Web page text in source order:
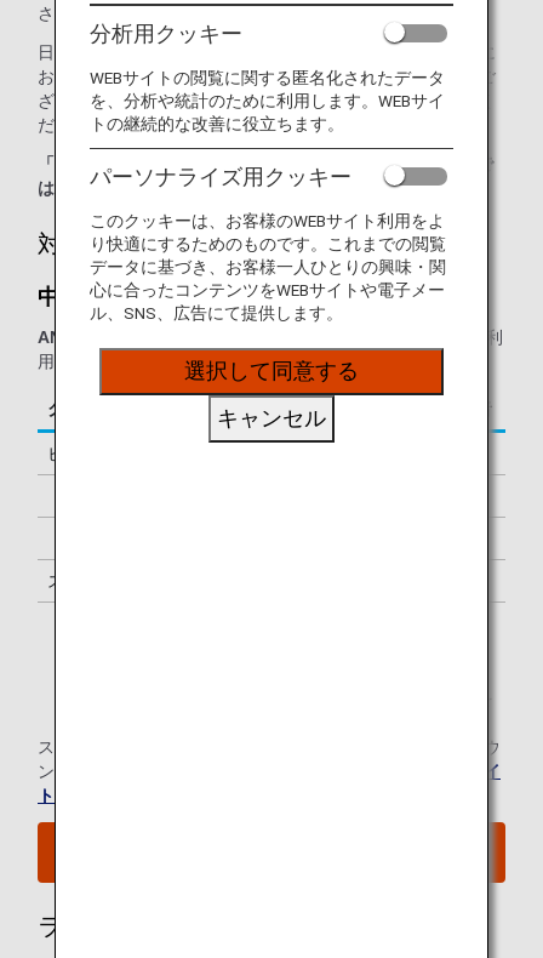
される際のラウンジ入室基準を記載しております。
日本国外の空港にて、ANA国際線から他航空会社の国内線に
お乗り継ぎの場合には、ラウンジ入室基準が異なる場合がご
ざいます。入室基準に関しては各運航会社にお問い合わせく
ださい。
「ANA SUITE LOUNGE」ご利用券は、こちらのラウンジで
はご利用いただけません。
対象のお客様
中国国際航空ラウンジ（No.71ラウンジ）：
ANAまたは他スター アライアンス加盟航空会社運航便
をご利
用の、以下に該当するお客様が対象となります。
クラス／ステイタス ご同行者
ビジネスクラス
スーパーフライヤーズ会員
スター アライアンス有料ラウンジ会員のお客様の当空港ラウ
ンジのご利用については、
スター アライアンスのウェブサイ
ト
ラウンジ所有者
分析用クッキー
WEBサイトの閲覧に関する匿名化されたデータ
を、分析や統計のために利用します。WEBサイ
トの継続的な改善に役立ちます。
パーソナライズ用クッキー
このクッキーは、お客様のWEBサイト利用をよ
り快適にするためのものです。これまでの閲覧
データに基づき、お客様一人ひとりの興味・関
心に合ったコンテンツをWEBサイトや電子メー
ル、SNS、広告にて提供します。
選択して同意する
キャンセル